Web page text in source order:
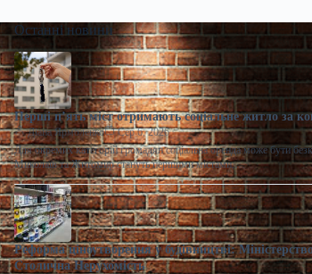
Останні новини
Перші п’ять міст отримають соціальне житло за
Діана Ярмоленко
Сер 6, 2026
Для окремих категорій громадян соціальна оренда може бути
Миколаїв та Житомир стануть першими містами,…
Реформа ціноутворення у будівництві:
Столична Нерухомість